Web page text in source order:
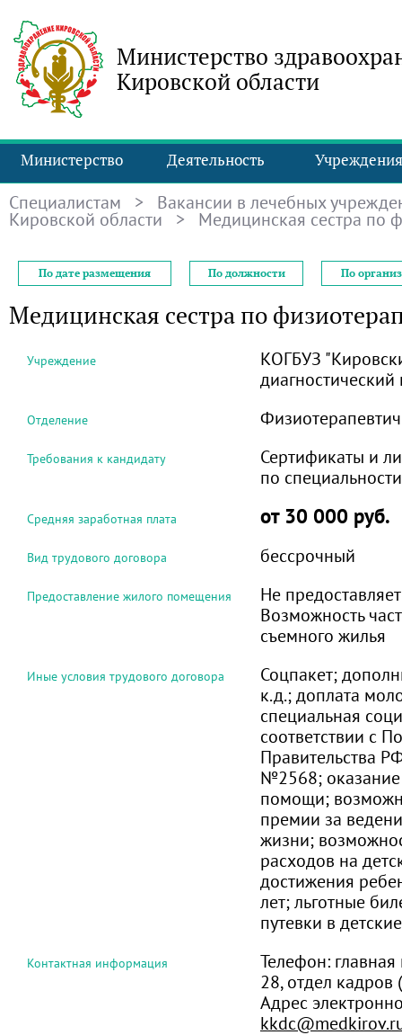
Министерство
Кировской области
Министерство Деятельность Учреждения
Специалистам > Вакансии в лечебных
Кировской области > Медицинская сестра по
По дате размещения По должности По
Медицинская сестра по
Учреждение
КОГБУЗ
диагностический
Отделение
Требования к кандидату
Сертификаты и
по специальности
Средняя заработная плата от 30 000 руб.
Вид трудового договора бессрочный
Предоставление жилого помещения
Не
Возможность
съемного жилья
Иные условия трудового договора
Соцпакет;
к.д.; доплата
специальная
соответствии с
Правительства
№2568;
помощи;
премии за
жизни;
расходов на
достижения
лет; льготные
путевки в
Контактная информация Телефон:
28, отдел
Адрес